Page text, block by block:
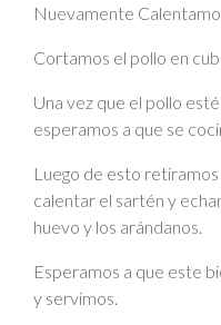
Nuevamente
Cortamos el pollo en
Una vez que el pollo
esperamos a que se
Luego de esto
calentar el sartén y
huevo y los arándanos.
Esperamos a que este
y servimos.